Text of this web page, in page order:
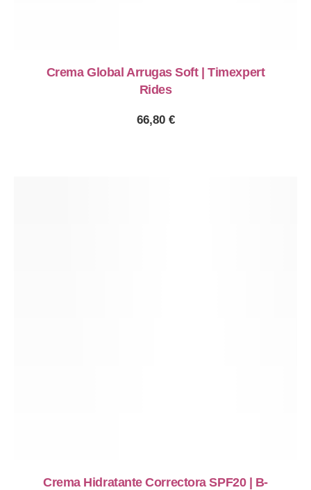
Crema Global Arrugas Soft | Timexpert
Rides
66,80 €
Crema Hidratante Correctora SPF20 | B-